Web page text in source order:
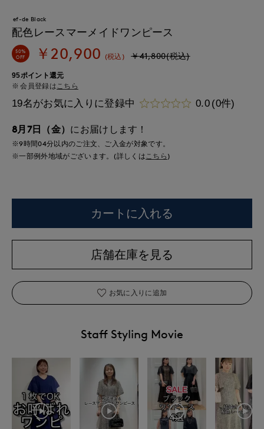
ef-de Black
配色レースマーメイドワンピース
50%
OFF ￥20,900 (税込) ￥41,800(税込)
95ポイント還元
会員登録はこちら
19名がお気に入りに登録中 0.0 (0件)
8月7日（金） にお届けします！
※9時間04分以内のご注文、ご入金が対象です。
※一部例外地域がございます。(詳しくは こちら )
カートに入れる
店舗在庫を見る
お気に入りに追加
Staff Styling Movie